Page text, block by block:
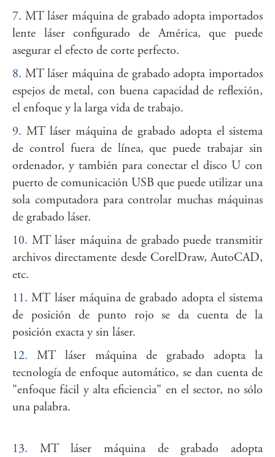
7. MT láser máquina de grabado adopta importados
lente láser configurado de América, que puede
asegurar el efecto de corte perfecto.
8. MT láser máquina de grabado adopta importados
espejos de metal, con buena capacidad de reflexión,
el enfoque y la larga vida de trabajo.
9. MT láser máquina de grabado adopta el sistema
de control fuera de línea, que puede trabajar sin
ordenador, y también para conectar el disco U con
puerto de comunicación USB que puede utilizar una
sola computadora para controlar muchas máquinas
de grabado láser.
10. MT láser máquina de grabado puede transmitir
archivos directamente desde CorelDraw, AutoCAD,
etc.
11. MT láser máquina de grabado adopta el sistema
de posición de punto rojo se da cuenta de la
posición exacta y sin láser.
12. MT láser máquina de grabado adopta la
tecnología de enfoque automático, se dan cuenta de
"enfoque fácil y alta eficiencia" en el sector, no sólo
una palabra.
13. MT láser máquina de grabado adopta